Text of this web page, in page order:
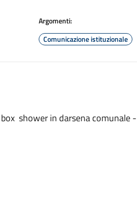
Argomenti:
Comunicazione istituzionale
shower in darsena comunale -